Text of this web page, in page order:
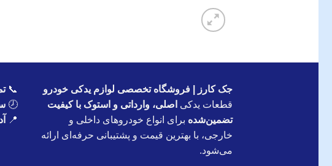
جک کارز | فروشگاه تخصصی لوازم یدکی خودرو
قطعات یدکی اصلی، وارداتی و استوک با کیفیت
تضمین‌شده برای انواع خودروهای داخلی و
خارجی، با بهترین قیمت و پشتیبانی حرفه‌ای ارائه
می‌شود.
📞
🕗
📍